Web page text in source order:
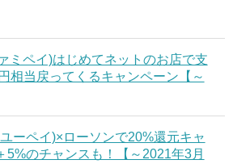
ミペイ)はじめてネットのお店で支
相当戻ってくるキャンペーン【～
ーペイ)×ローソンで20%還元キャ
5%のチャンスも！【～2021年3月